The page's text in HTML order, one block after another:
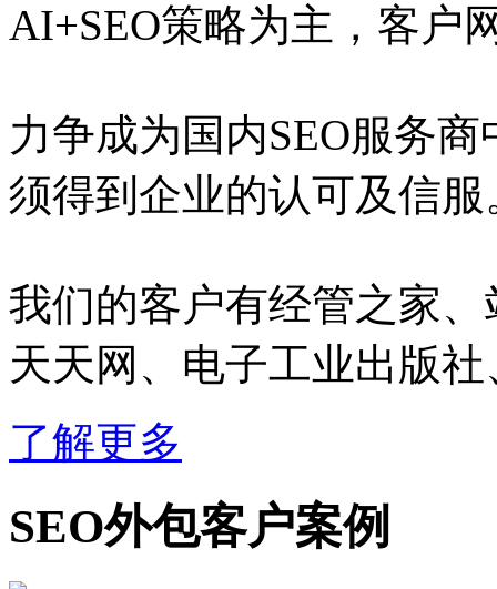
AI+SEO策略为主，客户
力争成为国内SEO服务
须得到企业的认可及信服
我们的客户有经管之家
天天网、电子工业出版
了解更多
SEO外包客户案例